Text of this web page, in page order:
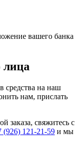
вашего банка
лица
средства на наш
нам, прислать
заказа, свяжитесь с
(926) 121-21-59 и мы